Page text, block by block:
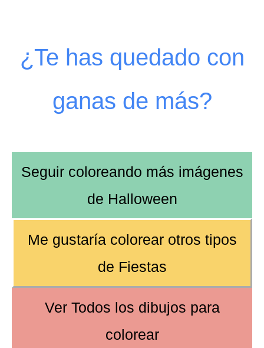
¿Te has quedado con
ganas de más?
Seguir coloreando más imágenes
de Halloween
Me gustaría colorear otros tipos
de Fiestas
Ver Todos los dibujos para
colorear